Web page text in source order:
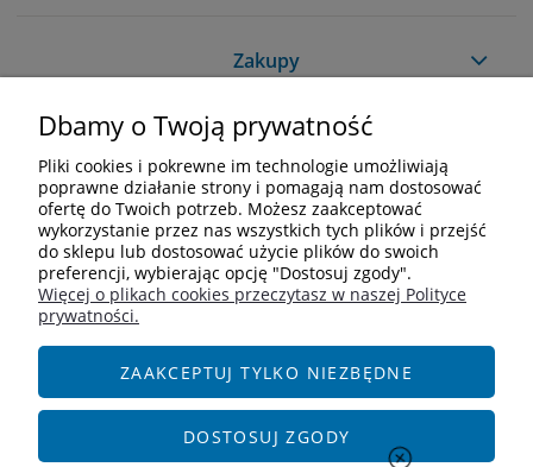
Zakupy
Pomoc
Moje konto
Informacje
Kontakt
ul. Czereśniowa 18
Dbamy o Twoją prywatność
Pliki cookies i pokrewne im technologie umożliwiają
poprawne działanie strony i pomagają nam dostosować
ofertę do Twoich potrzeb. Możesz zaakceptować
wykorzystanie przez nas wszystkich tych plików i przejść
do sklepu lub dostosować użycie plików do swoich
preferencji, wybierając opcję "Dostosuj zgody".
Więcej o plikach cookies przeczytasz w naszej Polityce
prywatności.
ZAAKCEPTUJ TYLKO NIEZBĘDNE
DOSTOSUJ ZGODY